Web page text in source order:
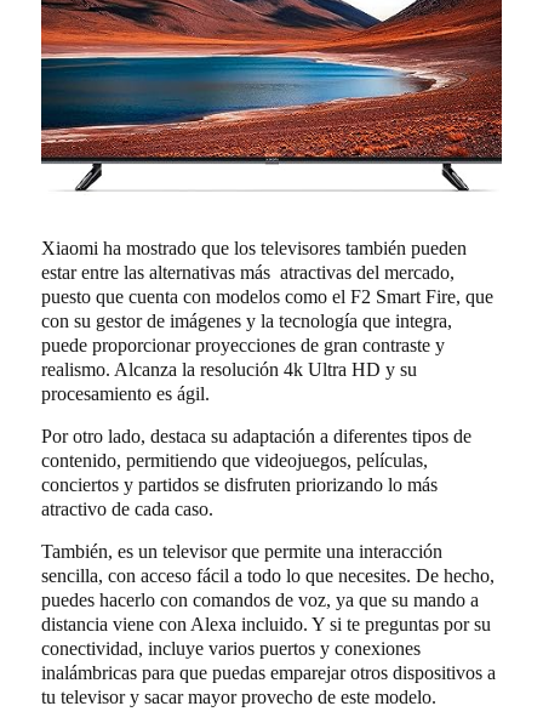
Xiaomi ha mostrado que los televisores también pueden
estar entre las alternativas más atractivas del mercado,
puesto que cuenta con modelos como el F2 Smart Fire, que
con su gestor de imágenes y la tecnología que integra,
puede proporcionar proyecciones de gran contraste y
realismo. Alcanza la resolución 4k Ultra HD y su
procesamiento es ágil.
Por otro lado, destaca su adaptación a diferentes tipos de
contenido, permitiendo que videojuegos, películas,
conciertos y partidos se disfruten priorizando lo más
atractivo de cada caso.
También, es un televisor que permite una interacción
sencilla, con acceso fácil a todo lo que necesites. De hecho,
puedes hacerlo con comandos de voz, ya que su mando a
distancia viene con Alexa incluido. Y si te preguntas por su
conectividad, incluye varios puertos y conexiones
inalámbricas para que puedas emparejar otros dispositivos a
tu televisor y sacar mayor provecho de este modelo.